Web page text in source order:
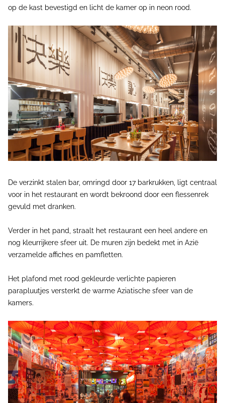
op de kast bevestigd en licht de kamer op in neon rood.
De verzinkt stalen bar, omringd door 17 barkrukken, ligt centraal
voor in het restaurant en wordt bekroond door een flessenrek
gevuld met dranken.
Verder in het pand, straalt het restaurant een heel andere en
nog kleurrijkere sfeer uit. De muren zijn bedekt met in Azië
verzamelde affiches en pamfletten.
Het plafond met rood gekleurde verlichte papieren
parapluutjes versterkt de warme Aziatische sfeer van de
kamers.